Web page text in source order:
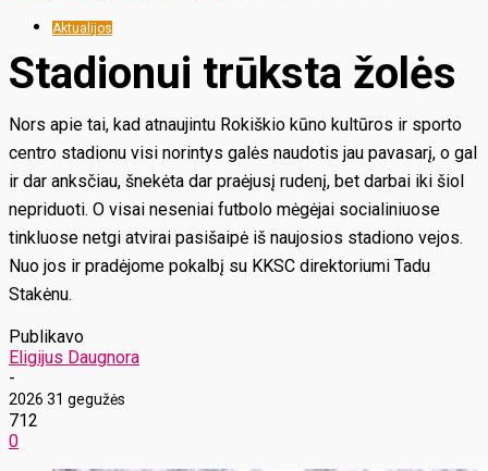
Aktualijos
Stadionui trūksta žolės
Nors apie tai, kad atnaujintu Rokiškio kūno kultūros ir sporto
centro stadionu visi norintys galės naudotis jau pavasarį, o gal
ir dar anksčiau, šnekėta dar praėjusį rudenį, bet darbai iki šiol
nepriduoti. O visai neseniai futbolo mėgėjai socialiniuose
tinkluose netgi atvirai pasišaipė iš naujosios stadiono vejos.
Nuo jos ir pradėjome pokalbį su KKSC direktoriumi Tadu
Stakėnu.
Publikavo
Eligijus Daugnora
-
2026 31 gegužės
712
0